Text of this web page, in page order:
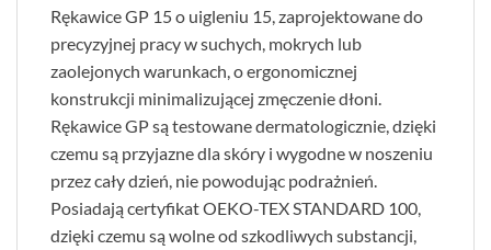
Rękawice GP 15 o uigleniu 15, zaprojektowane do
precyzyjnej pracy w suchych, mokrych lub
zaolejonych warunkach, o ergonomicznej
konstrukcji minimalizującej zmęczenie dłoni.
Rękawice GP są testowane dermatologicznie, dzięki
czemu są przyjazne dla skóry i wygodne w noszeniu
przez cały dzień, nie powodując podrażnień.
Posiadają certyfikat OEKO-TEX STANDARD 100,
dzięki czemu są wolne od szkodliwych substancji,